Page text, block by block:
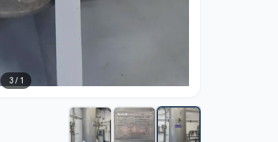
1
/
3